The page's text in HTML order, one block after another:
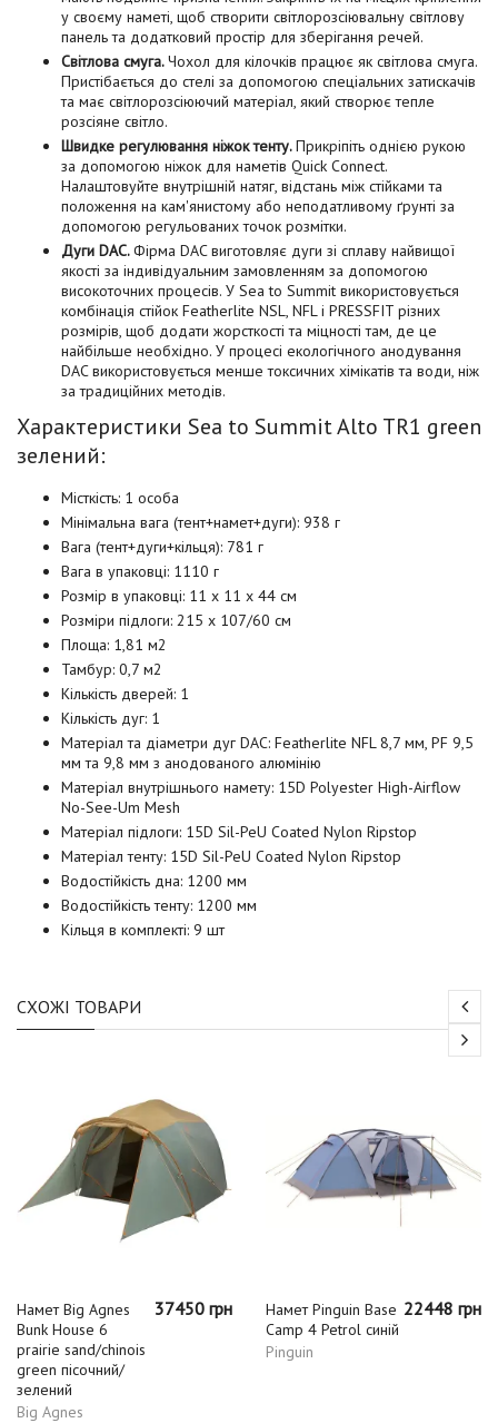
у своєму наметі, щоб створити світлорозсіювальну світлову
панель та додатковий простір для зберігання речей.
Світлова смуга.Чохол для кілочків працює як світлова смуга.
Пристібається до стелі за допомогою спеціальних затискачів
та має світлорозсіюючий матеріал, який створює тепле
розсіяне світло.
Швидке регулювання ніжок тенту.Прикріпіть однією рукою
за допомогою ніжок для наметів Quick Connect.
Налаштовуйте внутрішній натяг, відстань між стійками та
положення на кам'янистому або неподатливому ґрунті за
допомогою регульованих точок розмітки.
Дуги DAC.Фірма DAC виготовляє дуги зі сплаву найвищої
якості за індивідуальним замовленням за допомогою
високоточних процесів. У Sea to Summit використовується
комбінація стійок Featherlite NSL, NFL і PRESSFIT різних
розмірів, щоб додати жорсткості та міцності там, де це
найбільше необхідно. У процесі екологічного анодування
DAC використовується менше токсичних хімікатів та води, ніж
за традиційних методів.
Характеристики Sea to Summit Alto TR1 green
зелений:
Місткість: 1 особа
Мінімальна вага (тент+намет+дуги): 938 г
Вага (тент+дуги+кільця): 781 г
Вага в упаковці: 1110 г
Розмір в упаковці: 11 х 11 х 44 см
Розміри підлоги: 215 х 107/60 см
Площа: 1,81 м2
Тамбур: 0,7 м2
Кількість дверей: 1
Кількість дуг: 1
Матеріал та діаметри дуг DAC: Featherlite NFL 8,7 мм, PF 9,5
мм та 9,8 мм з анодованого алюмінію
Матеріал внутрішнього намету: 15D Polyester High-Airflow
No-See-Um Mesh
Матеріал підлоги: 15D Sil-PeU Coated Nylon Ripstop
Матеріал тенту: 15D Sil-PeU Coated Nylon Ripstop
Водостійкість дна: 1200 мм
Водостійкість тенту: 1200 мм
Кільця в комплекті: 9 шт
СХОЖІ ТОВАРИ
Намет Big Agnes
Bunk House 6
prairie sand/chinois
green пісочний/
зелений
Big Agnes
37450 грн
Намет Pinguin Base
Camp 4 Petrol синій
Pinguin
22448 грн